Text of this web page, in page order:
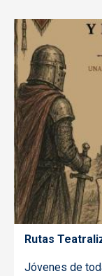
Rutas
Jóvenes de